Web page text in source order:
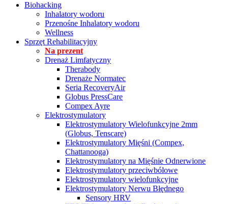
Biohacking
Inhalatory wodoru
Przenośne Inhalatory wodoru
Wellness
Sprzęt Rehabilitacyjny
Na prezent
Drenaż Limfatyczny
Therabody
Drenaże Normatec
Seria RecoveryAir
Globus PressCare
Compex Ayre
Elektrostymulatory
Elektrostymulatory Wielofunkcyjne 2mm
(Globus, Tenscare)
Elektrostymulatory Mięśni (Compex,
Chattanooga)
Elektrostymulatory na Mięśnie Odnerwione
Elektrostymulatory przeciwbólowe
Elektrostymulatory wielofunkcyjne
Elektrostymulatory Nerwu Błędnego
Sensory HRV